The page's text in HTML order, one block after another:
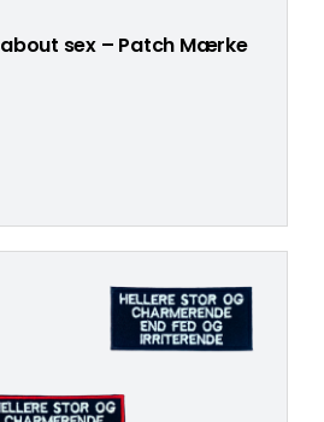
sex – Patch Mærke